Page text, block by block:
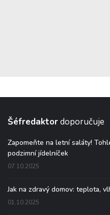
Šéfredaktordoporučuje
Zapomeňte na letní saláty!
podzimní jídelníček
07.10.2025
Jak na zdravý domov: teplota,
01.10.2025